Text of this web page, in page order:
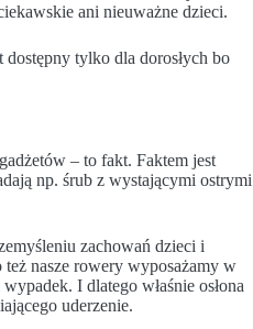
ani nieuważne dzieci.
dostępny tylko dla dorosłych bo
– to fakt. Faktem jest
np. śrub z wystającymi ostrymi
zachowań dzieci i
nasze rowery wyposażamy w
I dlatego właśnie osłona
uderzenie.